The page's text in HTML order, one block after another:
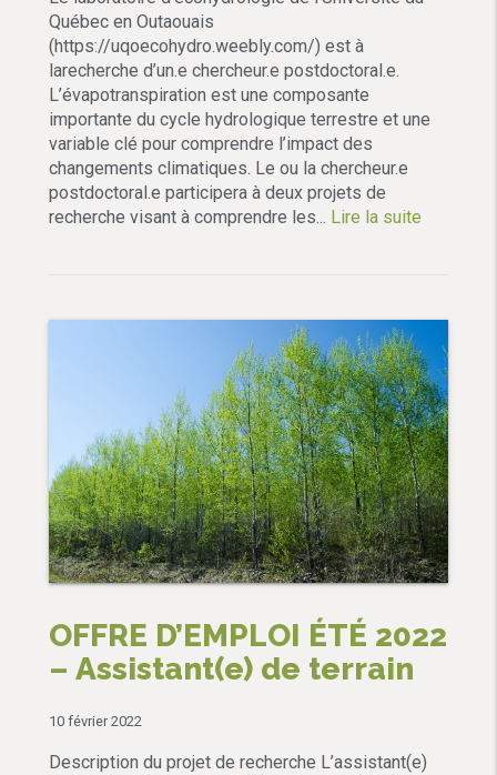
Québec en Outaouais
(https://uqoecohydro.weebly.com/) est à
larecherche d’un.e chercheur.e postdoctoral.e.
L’évapotranspiration est une composante
importante du cycle hydrologique terrestre et une
variable clé pour comprendre l’impact des
changements climatiques. Le ou la chercheur.e
postdoctoral.e participera à deux projets de
recherche visant à comprendre les... Lire la suite
OFFRE D’EMPLOI ÉTÉ 2022
– Assistant(e) de terrain
10 février 2022
Description du projet de recherche L’assistant(e)